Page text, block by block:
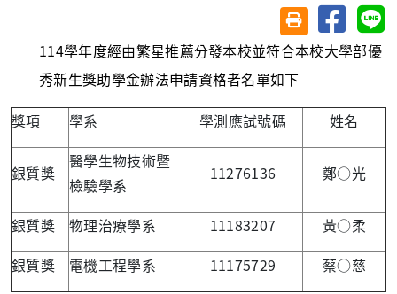
友善列印(另開視
分享至
114學年度經由繁星推薦分發本校並符合本校大學部優
秀新生獎助學金辦法申請資格者名單如下
獎項
學系 學測應試號碼 姓名
銀質獎
醫學生物技術暨
檢驗學系
11276136 鄭○光
銀質獎 物理治療學系 11183207
黃○柔
銀質獎
電機工程學系 11175729
蔡○慈